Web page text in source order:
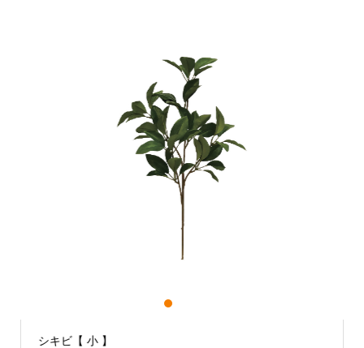
シキビ【 小 】
1